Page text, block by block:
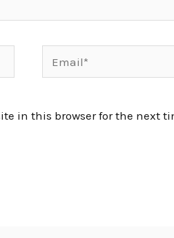
in this browser for the next